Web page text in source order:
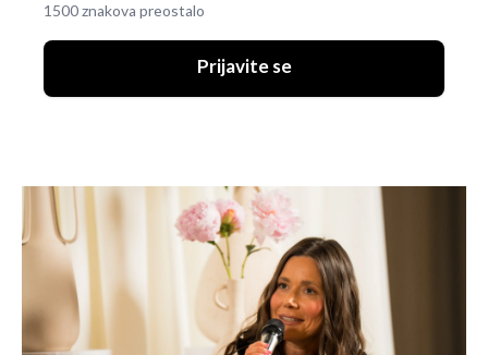
1500 znakova preostalo
Prijavite se